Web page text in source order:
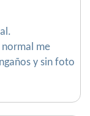
normal me
y sin foto